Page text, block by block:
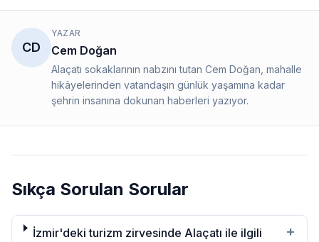
CD
YAZAR
Cem Doğan
Alaçatı sokaklarının nabzını tutan Cem Doğan, mahalle
hikâyelerinden vatandaşın günlük yaşamına kadar
şehrin insanına dokunan haberleri yazıyor.
Sıkça Sorulan Sorular
İzmir'deki turizm zirvesinde Alaçatı ile ilgili
+